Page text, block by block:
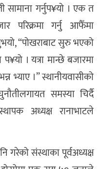
सामाना गर्नुप¥यो । एक त
परिक्रमा गर्नु आफैँमा
“पोखराबाट सुरु भएको
। यत्रा मान्छे बजारमा
भ्याए ।” स्थानीयवासीको
समस्या चिर्दै
अध्यक्ष रानाभाटले
गरेको संस्थाका पूर्वअध्यक्ष